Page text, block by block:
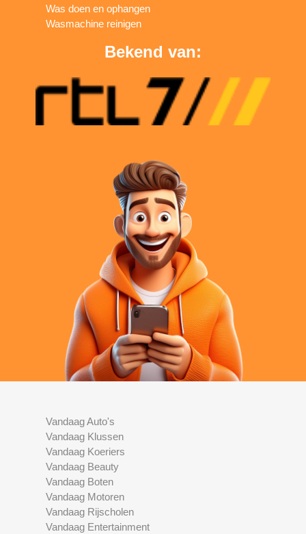
Was doen en ophangen
Wasmachine reinigen
Bekend van:
Vandaag Auto's
Vandaag Klussen
Vandaag Koeriers
Vandaag Beauty
Vandaag Boten
Vandaag Motoren
Vandaag Rijscholen
Vandaag Entertainment